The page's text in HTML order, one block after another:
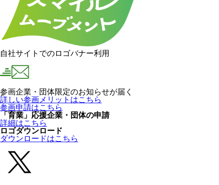
自社サイトでのロゴバナー利用
参画企業・団体限定のお知らせが届く
詳しい参画メリットはこちら
参画申請はこちら
「育業」応援企業・団体の申請
詳細はこちら
ロゴダウンロード
ダウンロードはこちら